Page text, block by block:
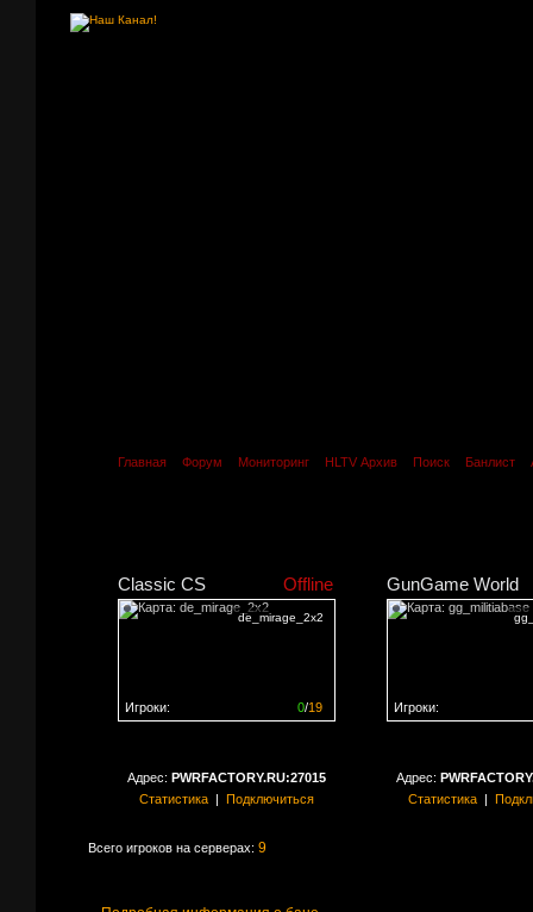
Главная Форум Мониторинг HLTV Архив Поиск Банлист
Classic CS Offline
de_mirage_2x2
0/19
Игроки:
GunGame World
Игроки:
Адрес: PWRFACTORY.RU:27015
Статистика| Подключиться
Адрес:
Статистика|
Всего игроков на серверах: 9